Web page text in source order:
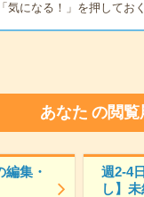
「気になる！」を押してお
あなた の閲覧
集・
週2-4
し】